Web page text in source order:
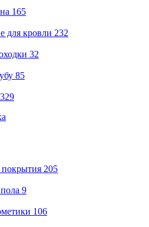
165
для кровли 232
32
85
329
покрытия 205
9
106